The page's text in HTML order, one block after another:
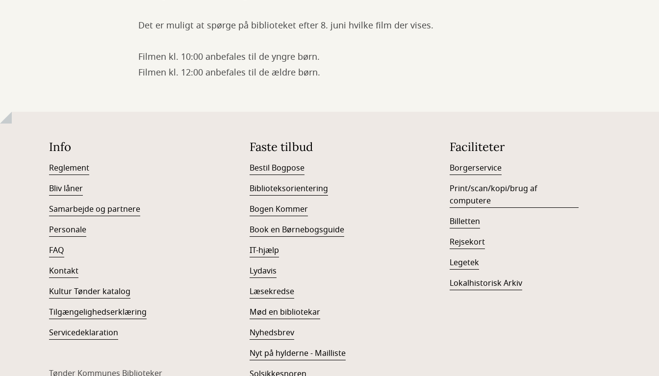
Det er muligt at spørge på biblioteket efter 8. juni hvilke film der vises.
Filmen kl. 10:00 anbefales til de yngre børn.
Filmen kl. 12:00 anbefales til de ældre børn.
Info
Reglement
Bliv låner
Samarbejde og partnere
Personale
FAQ
Kontakt
Kultur Tønder katalog
Tilgængelighedserklæring
Servicedeklaration
Tønder Kommunes Biblioteker
Faste tilbud
Bestil Bogpose
Biblioteksorientering
Bogen Kommer
Book en Børnebogsguide
IT-hjælp
Lydavis
Læsekredse
Mød en bibliotekar
Nyhedsbrev
Nyt på hylderne - Mailliste
Faciliteter
Borgerservice
Print/scan/kopi/brug af
computere
Billetten
Rejsekort
Legetek
Lokalhistorisk Arkiv